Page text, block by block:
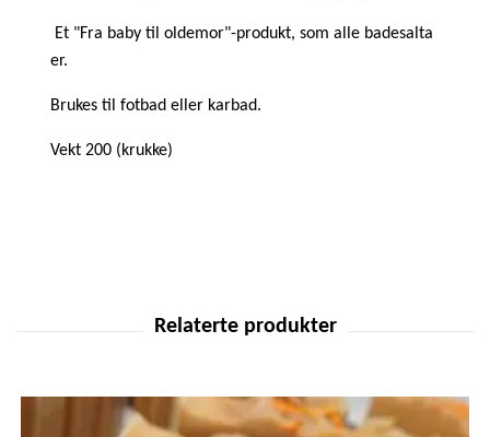
Et "Fra baby til oldemor"-produkt, som alle badesalta
er.
Brukes til fotbad eller karbad.
Vekt 200 (krukke)